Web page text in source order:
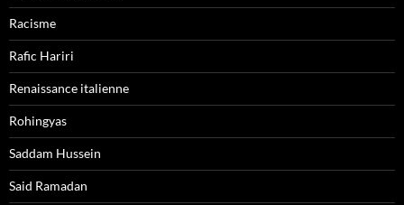
Racisme
Rafic Hariri
Renaissance italienne
Rohingyas
Saddam Hussein
Said Ramadan